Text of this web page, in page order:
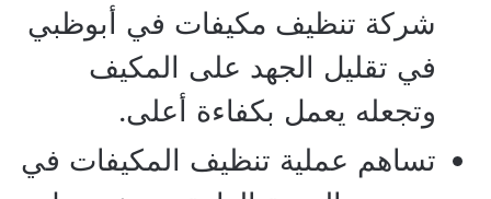
شركة تنظيف مكيفات في أبوظبي
في تقليل الجهد على المكيف
وتجعله يعمل بكفاءة أعلى.
تساهم عملية تنظيف المكيفات في